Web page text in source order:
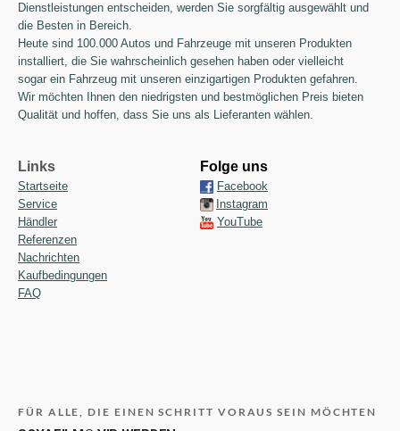
Dienstleistungen entscheiden, werden Sie sorgfältig ausgewählt und
die Besten in Bereich.
Heute sind 100.000 Autos und Fahrzeuge mit unseren Produkten
installiert, die Sie wahrscheinlich gesehen haben oder vielleicht
sogar ein Fahrzeug mit unseren einzigartigen Produkten gefahren.
Wir möchten Ihnen den niedrigsten und bestmöglichen Preis bieten
Qualität und hoffen, dass Sie uns als Lieferanten wählen.
Links
Startseite
Service
Händler
Referenzen
Nachrichten
Kaufbedingungen
FAQ
Folge uns
Facebook
Instagram
YouTube
FÜR ALLE, DIE EINEN SCHRITT VORAUS SEIN MÖCHTEN